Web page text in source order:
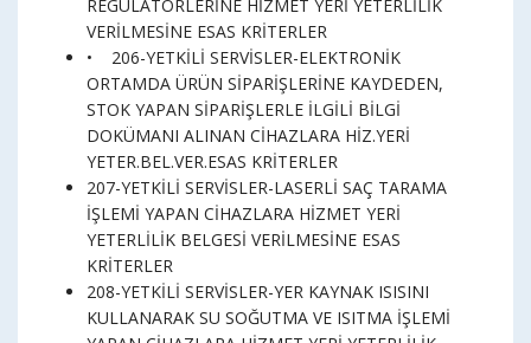
REGÜLATÖRLERİNE HİZMET YERİ YETERLİLİK
VERİLMESİNE ESAS KRİTERLER
• 206-YETKİLİ SERVİSLER-ELEKTRONİK
ORTAMDA ÜRÜN SİPARİŞLERİNE KAYDEDEN,
STOK YAPAN SİPARİŞLERLE İLGİLİ BİLGİ
DOKÜMANI ALINAN CİHAZLARA HİZ.YERİ
YETER.BEL.VER.ESAS KRİTERLER
207-YETKİLİ SERVİSLER-LASERLİ SAÇ TARAMA
İŞLEMİ YAPAN CİHAZLARA HİZMET YERİ
YETERLİLİK BELGESİ VERİLMESİNE ESAS
KRİTERLER
208-YETKİLİ SERVİSLER-YER KAYNAK ISISINI
KULLANARAK SU SOĞUTMA VE ISITMA İŞLEMİ